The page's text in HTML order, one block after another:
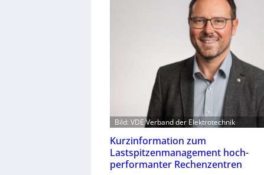
Bild: VDE Verband der Elektrotechnik
Kurzinformation zum
Lastspitzenmanagement hoch-
performanter Rechenzentren